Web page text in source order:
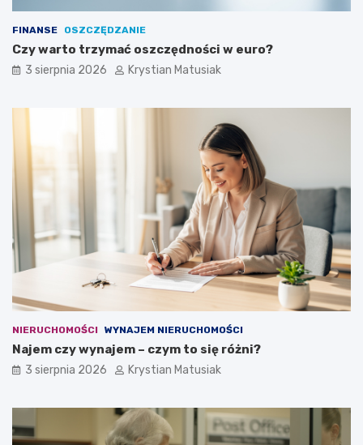
FINANSE OSZCZĘDZANIE
Czy warto trzymać oszczędności w euro?
3 sierpnia 2026 Krystian Matusiak
NIERUCHOMOŚCI WYNAJEM NIERUCHOMOŚCI
Najem czy wynajem – czym to się różni?
3 sierpnia 2026 Krystian Matusiak